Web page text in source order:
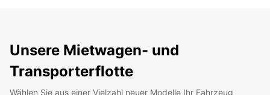
Unsere Mietwagen- und
Transporterflotte
Wählen Sie aus einer Vielzahl neuer Modelle Ihr Fahrzeug